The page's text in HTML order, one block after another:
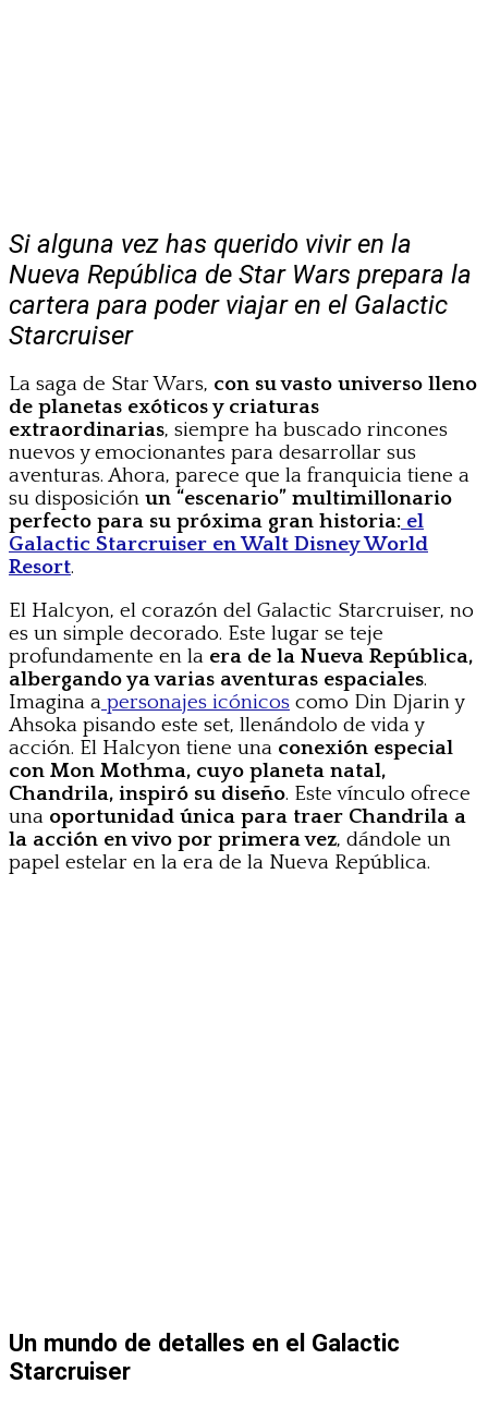
Si alguna vez has querido vivir en la
Nueva República de Star Wars prepara la
cartera para poder viajar en el Galactic
Starcruiser
La saga de Star Wars, con su vasto universo lleno
de planetas exóticos y criaturas
extraordinarias, siempre ha buscado rincones
nuevos y emocionantes para desarrollar sus
aventuras. Ahora, parece que la franquicia tiene a
su disposición un “escenario” multimillonario
perfecto para su próxima gran historia: el
Galactic Starcruiser en Walt Disney World
Resort.
El Halcyon, el corazón del Galactic Starcruiser, no
es un simple decorado. Este lugar se teje
profundamente en la era de la Nueva República,
albergando ya varias aventuras espaciales.
Imagina a personajes icónicos como Din Djarin y
Ahsoka pisando este set, llenándolo de vida y
acción. El Halcyon tiene una conexión especial
con Mon Mothma, cuyo planeta natal,
Chandrila, inspiró su diseño. Este vínculo ofrece
una oportunidad única para traer Chandrila a
la acción en vivo por primera vez, dándole un
papel estelar en la era de la Nueva República.
Un mundo de detalles en el Galactic
Starcruiser